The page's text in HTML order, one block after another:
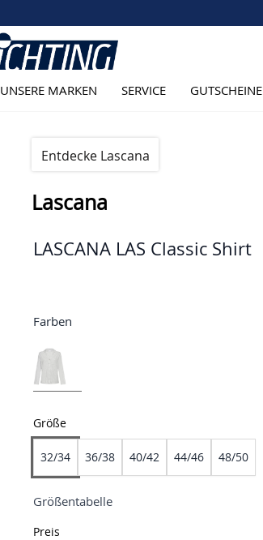
UNSERE MARKEN SERVICE GUTSCHEINE
Entdecke Lascana
Lascana
LASCANA LAS Classic Shirt
Farben
Größe
32/34 36/38 40/42 44/46 48/50
Größentabelle
Preis